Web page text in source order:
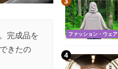
完成品を
きたの
ファッション・ウェア